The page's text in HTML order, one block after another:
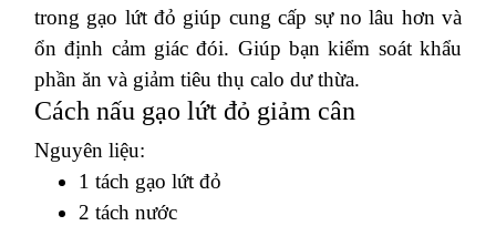
trong gạo lứt đỏ giúp cung cấp sự no lâu hơn và
ổn định cảm giác đói. Giúp bạn kiểm soát khẩu
phần ăn và giảm tiêu thụ calo dư thừa.
Cách nấu gạo lứt đỏ giảm cân
Nguyên liệu:
1 tách gạo lứt đỏ
2 tách nước